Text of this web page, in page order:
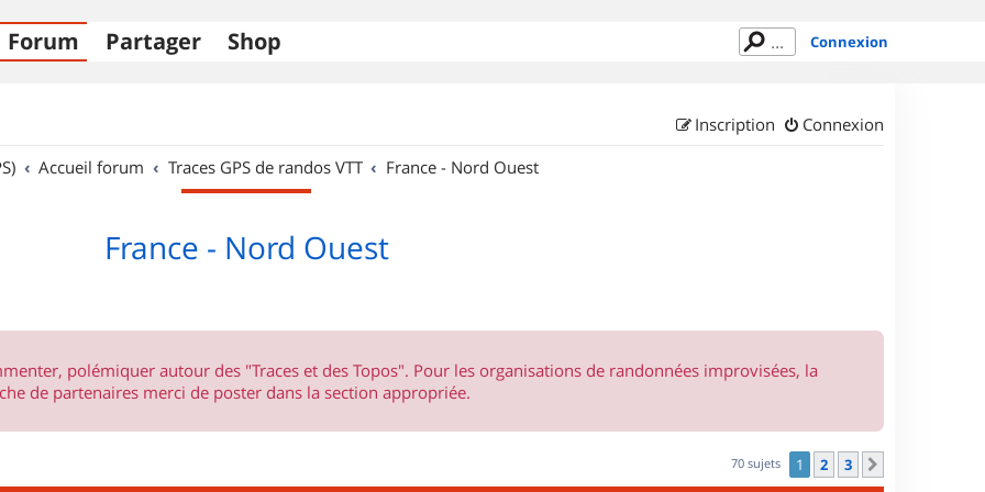
Forum Partager Shop Connexion
Connexion
Inscription
Accueil forum Traces GPS de randos VTT France - Nord Ouest
France - Nord Ouest
polémiquer autour des "Traces et des Topos". Pour les organisations de randonnées improvisées, la
de partenaires merci de poster dans la section appropriée.
70 sujets 1 2 3